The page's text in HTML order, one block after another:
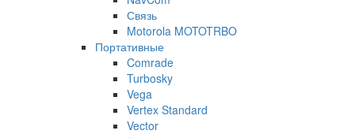
Связь
Motorola MOTOTRBO
Портативные
Comrade
Turbosky
Vega
Vertex Standard
Vector